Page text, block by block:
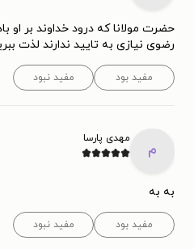
حضرت مولانا که درود خداوند بر او
رضوی نیازی به تایید ندارند لذت
مفید بود مفید نبود
م
مهدی پارسا
به به
مفید بود مفید نبود